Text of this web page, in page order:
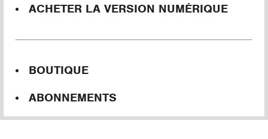
ACHETER LA VERSION NUMÉRIQUE
BOUTIQUE
ABONNEMENTS